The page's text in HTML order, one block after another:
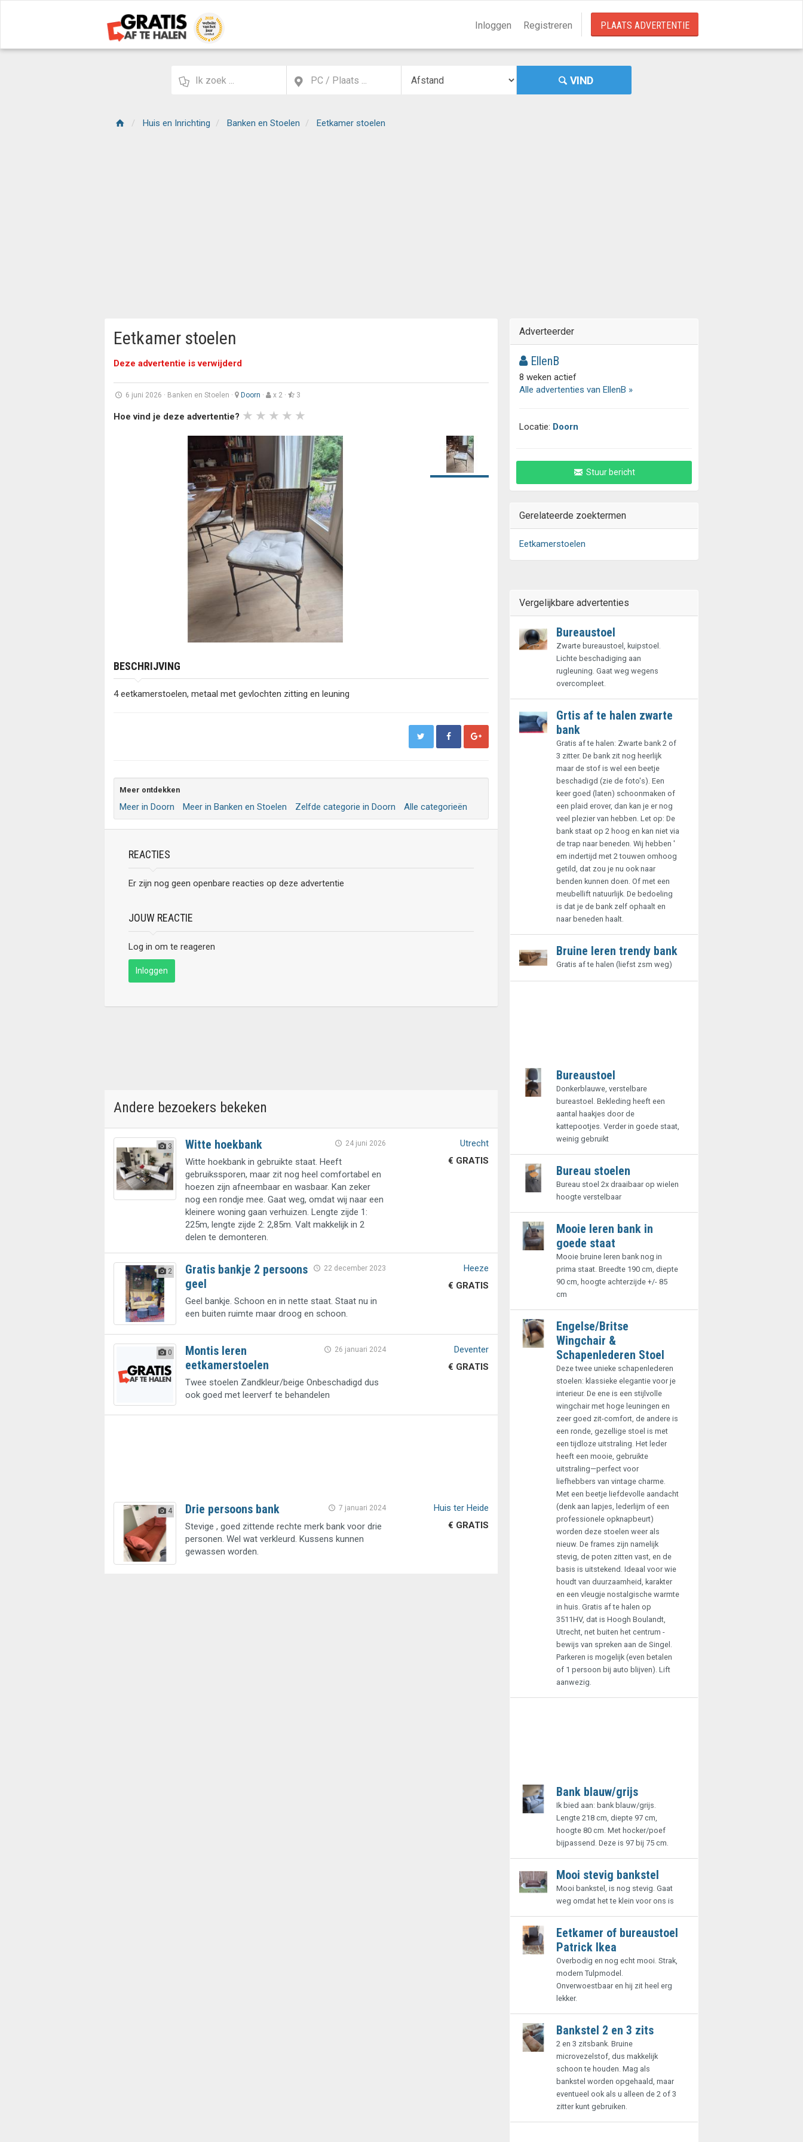
Inloggen Registreren PLAATS ADVERTENTIE
VIND
Huis en Inrichting Banken en Stoelen Eetkamer stoelen
Eetkamer stoelen
Deze advertentie is verwijderd
6 juni 2026 · Banken en Stoelen · Doorn · x 2 · 3
Hoe vind je deze advertentie?
BESCHRIJVING
4 eetkamerstoelen, metaal met gevlochten zitting en leuning
Meer ontdekken
Meer in Doorn Meer in Banken en Stoelen Zelfde categorie in Doorn Alle categorieën
REACTIES
Er zijn nog geen openbare reacties op deze advertentie
JOUW REACTIE
Log in om te reageren
Inloggen
Andere bezoekers bekeken
3 24 juni 2026
Witte hoekbank
Witte hoekbank in gebruikte staat. Heeft
gebruikssporen, maar zit nog heel comfortabel en
hoezen zijn afneembaar en wasbaar. Kan zeker
nog een rondje mee. Gaat weg, omdat wij naar een
kleinere woning gaan verhuizen. Lengte zijde 1:
225m, lengte zijde 2: 2,85m. Valt makkelijk in 2
delen te demonteren.
Utrecht
€ GRATIS
2 22 december 2023
Gratis bankje 2 persoons
geel
Geel bankje. Schoon en in nette staat. Staat nu in
een buiten ruimte maar droog en schoon.
Heeze
€ GRATIS
0 26 januari 2024
Montis leren
eetkamerstoelen
Twee stoelen Zandkleur/beige Onbeschadigd dus
ook goed met leerverf te behandelen
Deventer
€ GRATIS
4 7 januari 2024
Drie persoons bank
Stevige , goed zittende rechte merk bank voor drie
personen. Wel wat verkleurd. Kussens kunnen
gewassen worden.
Huis ter Heide
€ GRATIS
Adverteerder
EllenB
8 weken actief
Alle advertenties van EllenB »
Locatie: Doorn
Stuur bericht
Gerelateerde zoektermen
Eetkamerstoelen
Vergelijkbare advertenties
Bureaustoel
Zwarte bureaustoel, kuipstoel.
Lichte beschadiging aan
rugleuning. Gaat weg wegens
overcompleet.
Grtis af te halen zwarte
bank
Gratis af te halen: Zwarte bank 2 of
3 zitter. De bank zit nog heerlijk
maar de stof is wel een beetje
beschadigd (zie de foto's). Een
keer goed (laten) schoonmaken of
een plaid erover, dan kan je er nog
veel plezier van hebben. Let op: De
bank staat op 2 hoog en kan niet via
de trap naar beneden. Wij hebben '
em indertijd met 2 touwen omhoog
getild, dat zou je nu ook naar
benden kunnen doen. Of met een
meubellift natuurlijk. De bedoeling
is dat je de bank zelf ophaalt en
naar beneden haalt.
Bruine leren trendy bank
Gratis af te halen (liefst zsm weg)
Bureaustoel
Donkerblauwe, verstelbare
bureastoel. Bekleding heeft een
aantal haakjes door de
kattepootjes. Verder in goede staat,
weinig gebruikt
Bureau stoelen
Bureau stoel 2x draaibaar op wielen
hoogte verstelbaar
Mooie leren bank in
goede staat
Mooie bruine leren bank nog in
prima staat. Breedte 190 cm, diepte
90 cm, hoogte achterzijde +/- 85
cm
Engelse/Britse
Wingchair &
Schapenlederen Stoel
Deze twee unieke schapenlederen
stoelen: klassieke elegantie voor je
interieur. De ene is een stijlvolle
wingchair met hoge leuningen en
zeer goed zit-comfort, de andere is
een ronde, gezellige stoel is met
een tijdloze uitstraling. Het leder
heeft een mooie, gebruikte
uitstraling—perfect voor
liefhebbers van vintage charme.
Met een beetje liefdevolle aandacht
(denk aan lapjes, lederlijm of een
professionele opknapbeurt)
worden deze stoelen weer als
nieuw. De frames zijn namelijk
stevig, de poten zitten vast, en de
basis is uitstekend. Ideaal voor wie
houdt van duurzaamheid, karakter
en een vleugje nostalgische warmte
in huis. Gratis af te halen op
3511HV, dat is Hoogh Boulandt,
Utrecht, net buiten het centrum -
bewijs van spreken aan de Singel.
Parkeren is mogelijk (even betalen
of 1 persoon bij auto blijven). Lift
aanwezig.
Bank blauw/grijs
Ik bied aan: bank blauw/grijs.
Lengte 218 cm, diepte 97 cm,
hoogte 80 cm. Met hocker/poef
bijpassend. Deze is 97 bij 75 cm.
Mooi stevig bankstel
Mooi bankstel, is nog stevig. Gaat
weg omdat het te klein voor ons is
Eetkamer of bureaustoel
Patrick Ikea
Overbodig en nog echt mooi. Strak,
modern Tulpmodel.
Onverwoestbaar en hij zit heel erg
lekker.
Bankstel 2 en 3 zits
2 en 3 zitsbank. Bruine
microvezelstof, dus makkelijk
schoon te houden. Mag als
bankstel worden opgehaald, maar
eventueel ook als u alleen de 2 of 3
zitter kunt gebruiken.